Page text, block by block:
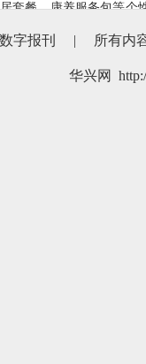
套餐、康养服务包等个
提供智能导览、在线预
字报刊 | 所有内
华兴网